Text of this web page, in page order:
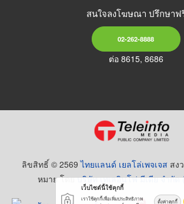
สนใจลงโฆษณา ปรึกษาฟ
02-262-8888
ต่อ 8615, 8686
ลิขสิทธิ์ © 2569ไทยแลนด์ เยลโล่เพจเจส สง
หมาย โดยบริษัท เทเลอินโฟ มีเดีย จำกั
เว็บไซต์นี้ใช้คุกกี้
เราใช้คุกกี้เพื่อเพิ่มประสิทธิภาพ
ตั้งค่าคุกกี้